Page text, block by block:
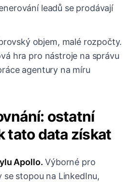
leadů se prodávají
objem, malé rozpočty.
hra pro nástroje na správu
agentury na míru
ostatní
tato data získat
Apollo. Výborné pro
stopou na LinkedInu,